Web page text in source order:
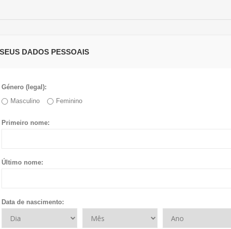
DADOS PESSOAIS
Género (legal):
Masculino
Feminino
Primeiro nome:
Último nome:
Data de nascimento: